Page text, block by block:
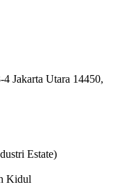
Jakarta Utara 14450,
Estate)
Kidul